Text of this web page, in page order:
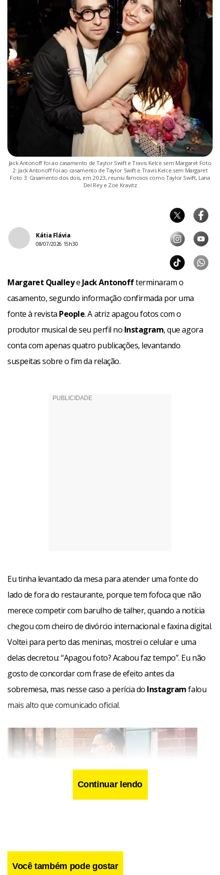
Jack Antonoff foi ao casamento de Taylor Swift e Travis Kelce sem Margaret Foto
2: Jack Antonoff foi ao casamento de Taylor Swift e Travis Kelce sem Margaret
Foto 3: Casamento dos dois, em 2023, reuniu famosos como Taylor Swift, Lana
Del Rey e Zoë Kravitz
Kátia Flávia
08/07/2026 15h30
Margaret Qualleye Jack Antonoffterminaram o
casamento, segundo informação confirmada por uma
fonte à revista People. A atriz apagou fotos com o
produtor musical de seu perfil no Instagram, que agora
conta com apenas quatro publicações, levantando
suspeitas sobre o fim da relação.
Eu tinha levantado da mesa para atender uma fonte do
lado de fora do restaurante, porque tem fofoca que não
merece competir com barulho de talher, quando a notícia
chegou com cheiro de divórcio internacional e faxina digital.
Voltei para perto das meninas, mostrei o celular e uma
delas decretou: “Apagou foto? Acabou faz tempo”. Eu não
gosto de concordar com frase de efeito antes da
sobremesa, mas nesse caso a perícia do Instagramfalou
mais alto que comunicado oficial.
Continuar lendo
Você também pode gostar